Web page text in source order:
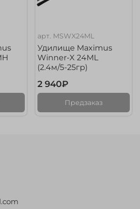
арт. MSWX24ML
Удилище Maximus
Winner-X 24ML
(2.4м/5-25гр)
2 940₽
Предзаказ